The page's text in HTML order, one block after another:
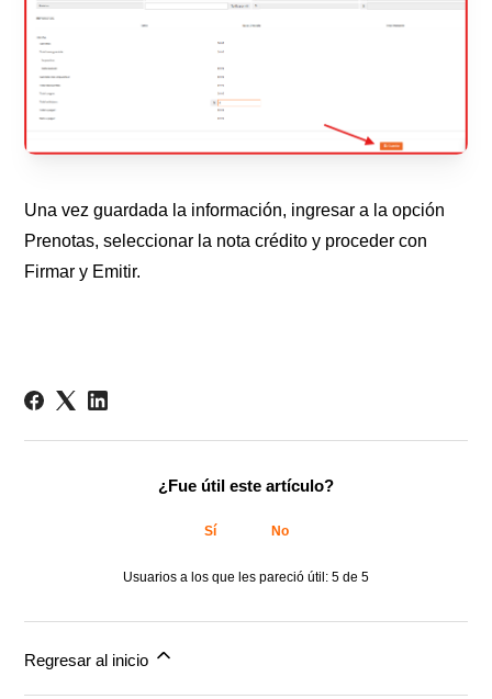
Una vez guardada la información, ingresar a la opción
Prenotas, seleccionar la nota crédito y proceder con
Firmar y Emitir.
¿Fue útil este artículo?
Sí No
Usuarios a los que les pareció útil: 5 de 5
Regresar al inicio